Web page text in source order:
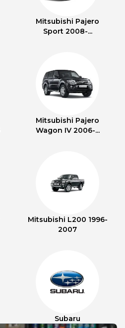
Mitsubishi Pajero
Sport 2008-...
Mitsubishi Pajero
Wagon IV 2006-...
Mitsubishi L200 1996-
2007
Subaru